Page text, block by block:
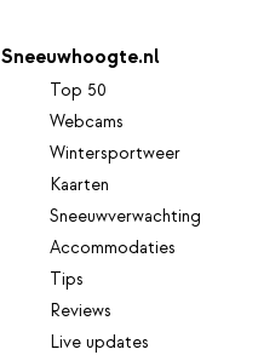
Sneeuwhoogte.nl
Top 50
Webcams
Wintersportweer
Kaarten
Sneeuwverwachting
Accommodaties
Tips
Reviews
Live updates